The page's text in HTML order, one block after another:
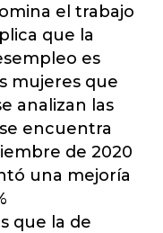
el trabajo
que la
es
mujeres que
analizan las
encuentra
de 2020
una mejoría
que la de